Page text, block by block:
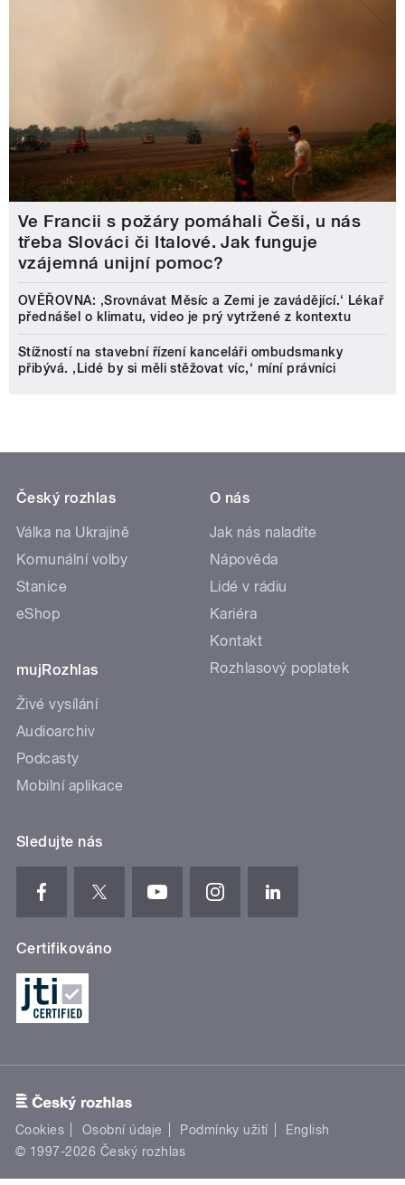
Ve Francii s požáry pomáhali Češi, u nás
třeba Slováci či Italové. Jak funguje
vzájemná unijní pomoc?
OVĚŘOVNA: ‚Srovnávat Měsíc a Zemi je zavádějící.‘ Lékař
přednášel o klimatu, video je prý vytržené z kontextu
Stížností na stavební řízení kanceláři ombudsmanky
přibývá. ‚Lidé by si měli stěžovat víc,‘ míní právníci
Český rozhlas
Válka na Ukrajině
Komunální volby
Stanice
eShop
mujRozhlas
Živé vysílání
Audioarchiv
Podcasty
Mobilní aplikace
O nás
Jak nás naladíte
Nápověda
Lidé v rádiu
Kariéra
Kontakt
Rozhlasový poplatek
Sledujte nás
Certifikováno
Cookies Osobní údaje Podmínky užití
English
© 1997-2026 Český rozhlas